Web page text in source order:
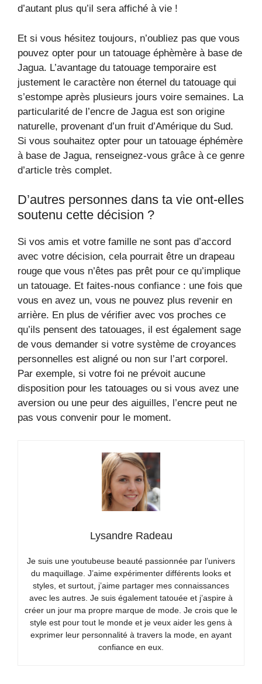
d’autant plus qu’il sera affiché à vie !
Et si vous hésitez toujours, n’oubliez pas que vous
pouvez opter pour un tatouage éphèmère à base de
Jagua. L’avantage du tatouage temporaire est
justement le caractère non éternel du tatouage qui
s’estompe après plusieurs jours voire semaines. La
particularité de l’encre de Jagua est son origine
naturelle, provenant d’un fruit d’Amérique du Sud.
Si vous souhaitez opter pour un tatouage éphémère
à base de Jagua, renseignez-vous grâce à ce genre
d’article très complet.
D’autres personnes dans ta vie ont-elles
soutenu cette décision ?
Si vos amis et votre famille ne sont pas d’accord
avec votre décision, cela pourrait être un drapeau
rouge que vous n’êtes pas prêt pour ce qu’implique
un tatouage. Et faites-nous confiance : une fois que
vous en avez un, vous ne pouvez plus revenir en
arrière. En plus de vérifier avec vos proches ce
qu’ils pensent des tatouages, il est également sage
de vous demander si votre système de croyances
personnelles est aligné ou non sur l’art corporel.
Par exemple, si votre foi ne prévoit aucune
disposition pour les tatouages ​​ou si vous avez une
aversion ou une peur des aiguilles, l’encre peut ne
pas vous convenir pour le moment.
Lysandre Radeau
Je suis une youtubeuse beauté passionnée par l’univers
du maquillage. J’aime expérimenter différents looks et
styles, et surtout, j’aime partager mes connaissances
avec les autres. Je suis également tatouée et j’aspire à
créer un jour ma propre marque de mode. Je crois que le
style est pour tout le monde et je veux aider les gens à
exprimer leur personnalité à travers la mode, en ayant
confiance en eux.